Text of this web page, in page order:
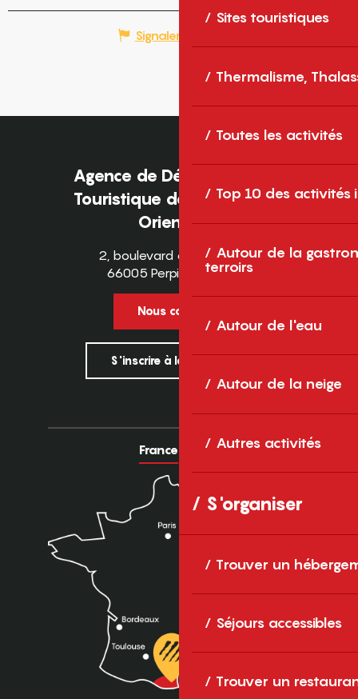
Sites touristiques
Thermalisme,
Toutes les activités
Top 10 des activités
Autour de la
terroirs
Autour de l'eau
Autour de la neige
Autres activités
S'organiser
Trouver un
Séjours accessibles
Trouver un
Signaler une erreur
Agence de Développement
Touristique des Pyrénées-
Orientales
2, boulevard des Pyrénées
66005 Perpignan Cedex
Nous contacter
S'inscrire à la newsletter
France Europe